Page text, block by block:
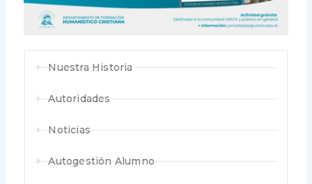
Nuestra Historia
Autoridades
Noticias
Autogestión Alumno